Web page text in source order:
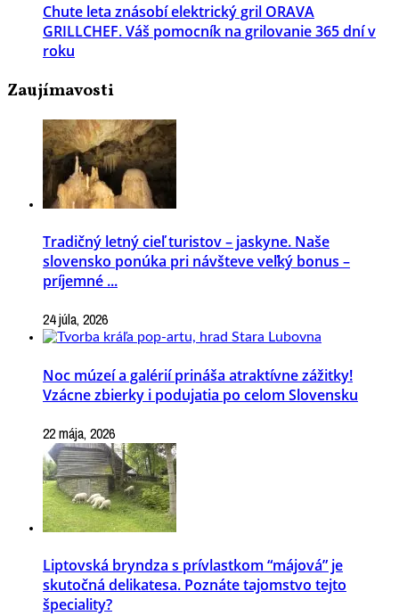
Chute leta znásobí elektrický gril ORAVA
GRILLCHEF. Váš pomocník na grilovanie 365 dní v
roku
Zaujímavosti
Tradičný letný cieľ turistov – jaskyne. Naše
slovensko ponúka pri návšteve veľký bonus –
príjemné ...
24 júla, 2026
Noc múzeí a galérií prináša atraktívne zážitky!
Vzácne zbierky i podujatia po celom Slovensku
22 mája, 2026
Liptovská bryndza s prívlastkom “májová” je
skutočná delikatesa. Poznáte tajomstvo tejto
špeciality?